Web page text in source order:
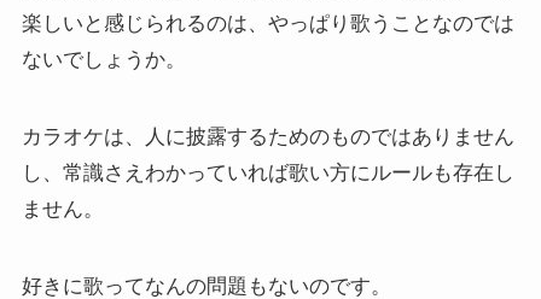
楽しいと感じられるのは、やっぱり歌うことなのでは
ないでしょうか。
カラオケは、人に披露するためのものではありません
し、常識さえわかっていれば歌い方にルールも存在し
ません。
好きに歌ってなんの問題もないのです。